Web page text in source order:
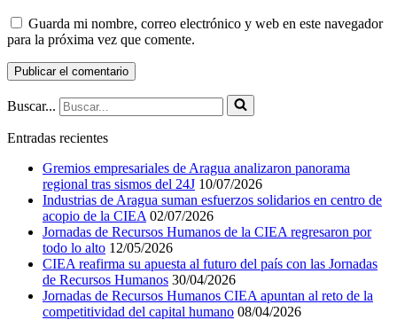
Guarda mi nombre, correo electrónico y web en este navegador
para la próxima vez que comente.
Buscar...
Entradas recientes
Gremios empresariales de Aragua analizaron panorama
regional tras sismos del 24J 10/07/2026
Industrias de Aragua suman esfuerzos solidarios en centro de
acopio de la CIEA 02/07/2026
Jornadas de Recursos Humanos de la CIEA regresaron por
todo lo alto 12/05/2026
CIEA reafirma su apuesta al futuro del país con las Jornadas
de Recursos Humanos 30/04/2026
Jornadas de Recursos Humanos CIEA apuntan al reto de la
competitividad del capital humano 08/04/2026